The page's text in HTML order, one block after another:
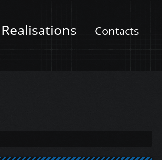
Realisations Contacts